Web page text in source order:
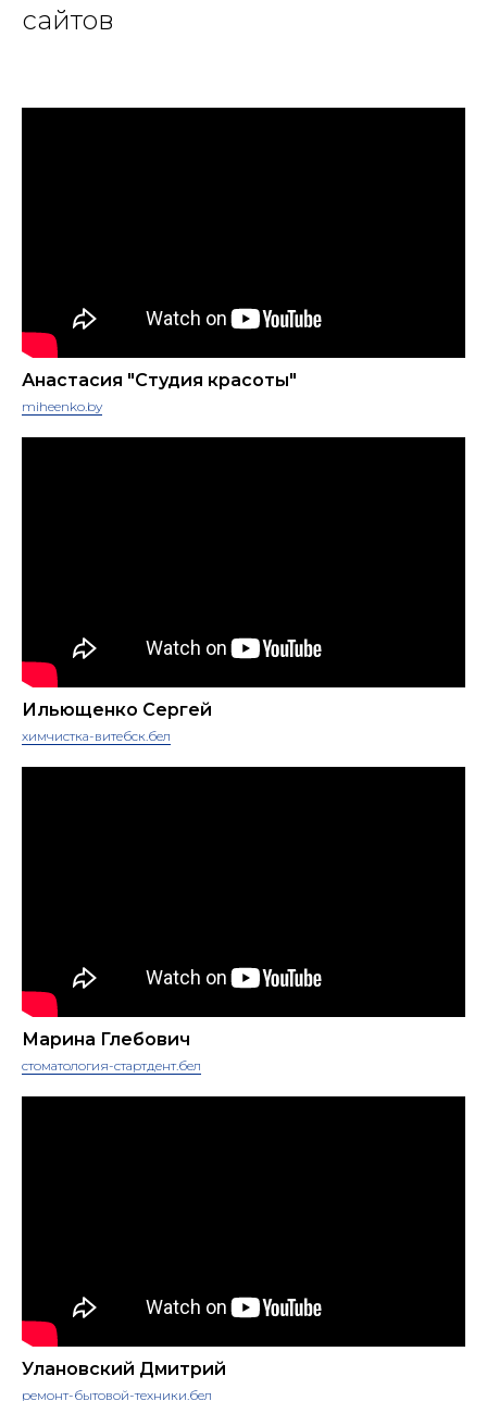
сайтов
Анастасия "Cтудия красоты"
miheenko.by
Ильющенко Сергей
химчистка-витебск.бел
Марина Глебович
стоматология-стартдент.бел
Улановский Дмитрий
ремонт-бытовой-техники.бел